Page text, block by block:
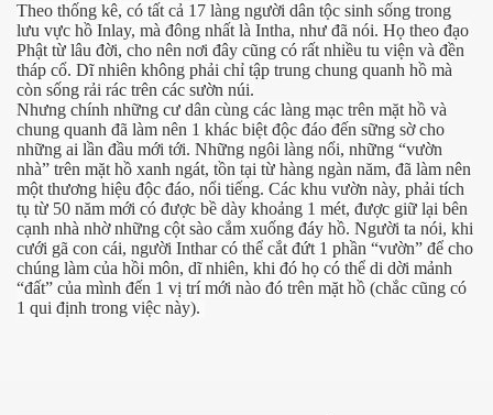
Theo thống kê, có tất cả 17 làng người dân tộc sinh sống trong
lưu vực hồ Inlay, mà đông nhất là Intha, như đã nói. Họ theo đạo
Phật từ lâu đời, cho nên nơi đây cũng có rất nhiều tu viện và đền
tháp cổ. Dĩ nhiên không phải chỉ tập trung chung quanh hồ mà
còn sống rải rác trên các sườn núi.
Nhưng chính những cư dân cùng các làng mạc trên mặt hồ và
chung quanh đã làm nên 1 khác biệt độc đáo đến sững sờ cho
những ai lần đầu mới tới. Những ngôi làng nổi, những “vườn
nhà” trên mặt hồ xanh ngát, tồn tại từ hàng ngàn năm, đã làm nên
một thương hiệu độc đáo, nổi tiếng. Các khu vườn này, phải tích
tụ từ 50 năm mới có được bề dày khoảng 1 mét, được giữ lại bên
cạnh nhà nhờ những cột sào cắm xuống đáy hồ. Người ta nói, khi
cưới gã con cái, người Inthar có thể cắt đứt 1 phần “vườn” để cho
chúng làm của hồi môn, dĩ nhiên, khi đó họ có thể di dời mảnh
“đất” của mình đến 1 vị trí mới nào đó trên mặt hồ (chắc cũng có
1 qui định trong việc này).